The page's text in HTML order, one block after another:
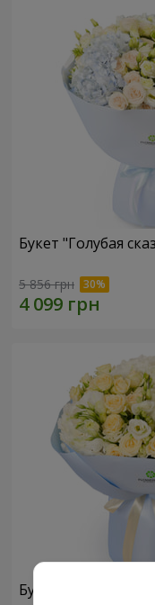
Букет "Голубая
5 856 грн
Букет "Ариана"